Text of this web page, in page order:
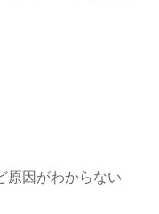
原因がわからない